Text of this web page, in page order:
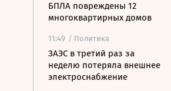
БПЛА повреждены 12
многоквартирных домов
11:49 / Политика
ЗАЭС в третий раз за
неделю потеряла внешнее
электроснабжение